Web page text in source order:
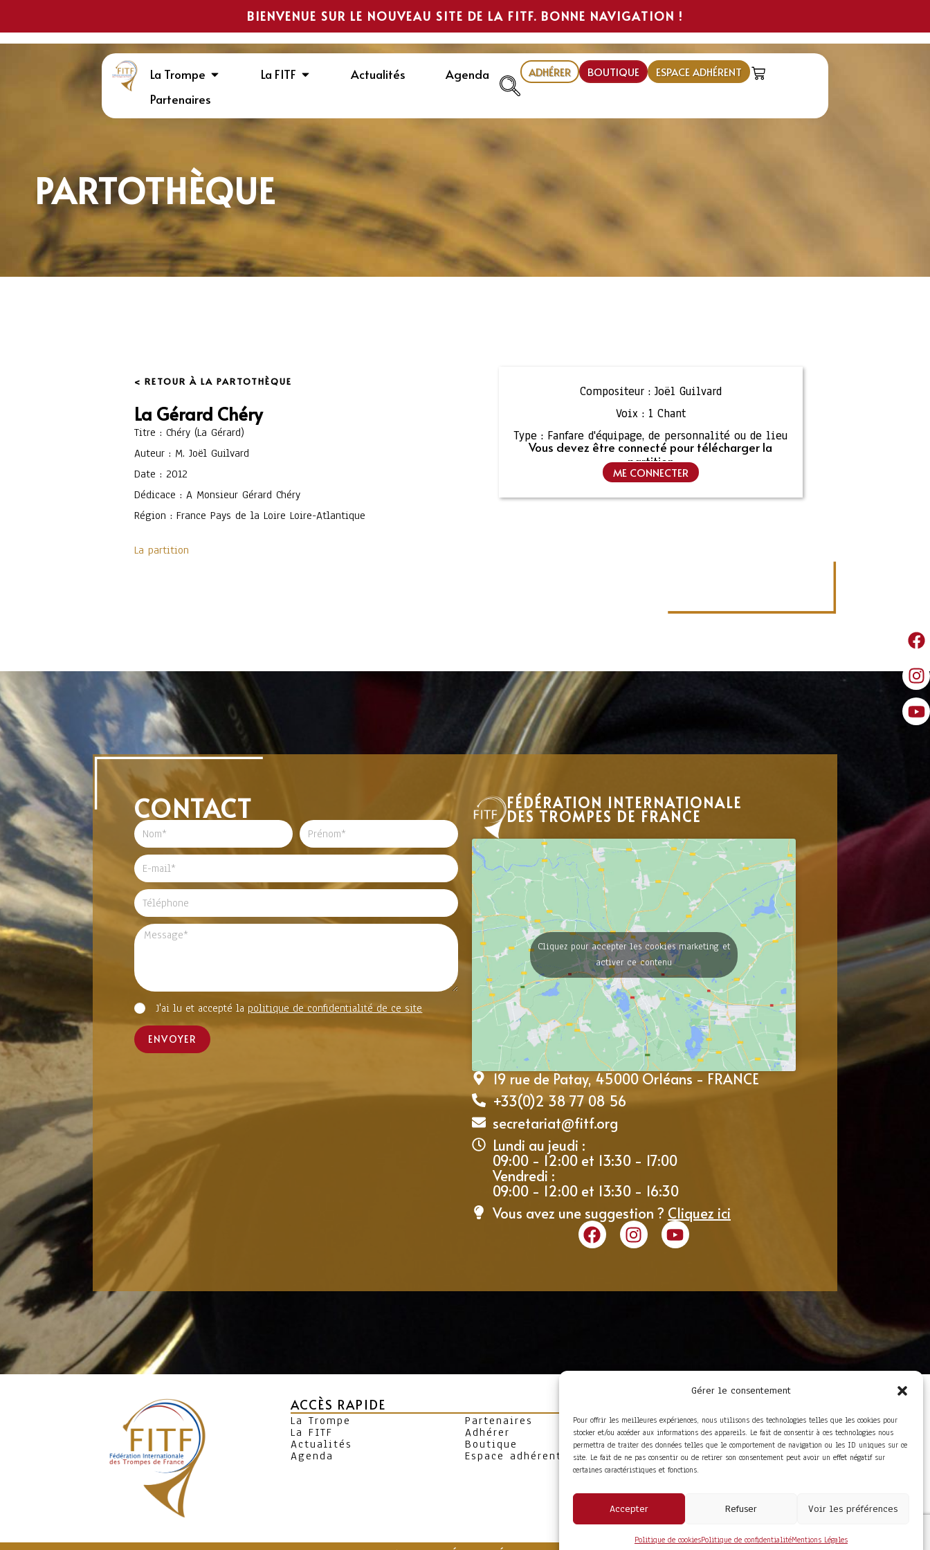
Gérer le consentement
Pour offrir les meilleures expériences, nous utilisons des technologies telles que les cookies pour
stocker et/ou accéder aux informations des appareils. Le fait de consentir à ces technologies nous
permettra de traiter des données telles que le comportement de navigation ou les ID uniques sur ce
site. Le fait de ne pas consentir ou de retirer son consentement peut avoir un effet négatif sur
certaines caractéristiques et fonctions.
Accepter Refuser Voir les préférences
Politique de cookiesPolitique de confidentialitéMentions Légales
BIENVENUE SUR LE NOUVEAU SITE DE LA FITF. BONNE NAVIGATION !
La Trompe La FITF Actualités
Agenda
Partenaires
ADHÉRER BOUTIQUE ESPACE ADHÉRENT
PARTOTHÈQUE
< RETOUR À LA PARTOTHÈQUE
La Gérard Chéry
Titre : Chéry (La Gérard)
Auteur : M. Joël Guilvard
Date : 2012
Dédicace : A Monsieur Gérard Chéry
Région : France Pays de la Loire Loire-Atlantique
La partition
Compositeur : Joël Guilvard
Voix : 1 Chant
Type : Fanfare d'équipage, de personnalité ou de lieu
Vous devez être connecté pour télécharger la
partition
ME CONNECTER
CONTACT
J'ai lu et accepté la politique de confidentialité de ce site
ENVOYER
FÉDÉRATION INTERNATIONALE
DES TROMPES DE FRANCE
Cliquez pour accepter les cookies marketing et
activer ce contenu
19 rue de Patay, 45000 Orléans - FRANCE
+33(0)2 38 77 08 56
secretariat@fitf.org
Lundi au jeudi :
09:00 - 12:00 et 13:30 - 17:00
Vendredi :
09:00 - 12:00 et 13:30 - 16:30
Vous avez une suggestion ? Cliquez ici
ACCÈS RAPIDE
La Trompe
La FITF
Actualités
Agenda
Partenaires
Adhérer
Boutique
Espace adhérent
Foire aux questions
Conditions Générales de
Vente
Mentions Légales
Politique de